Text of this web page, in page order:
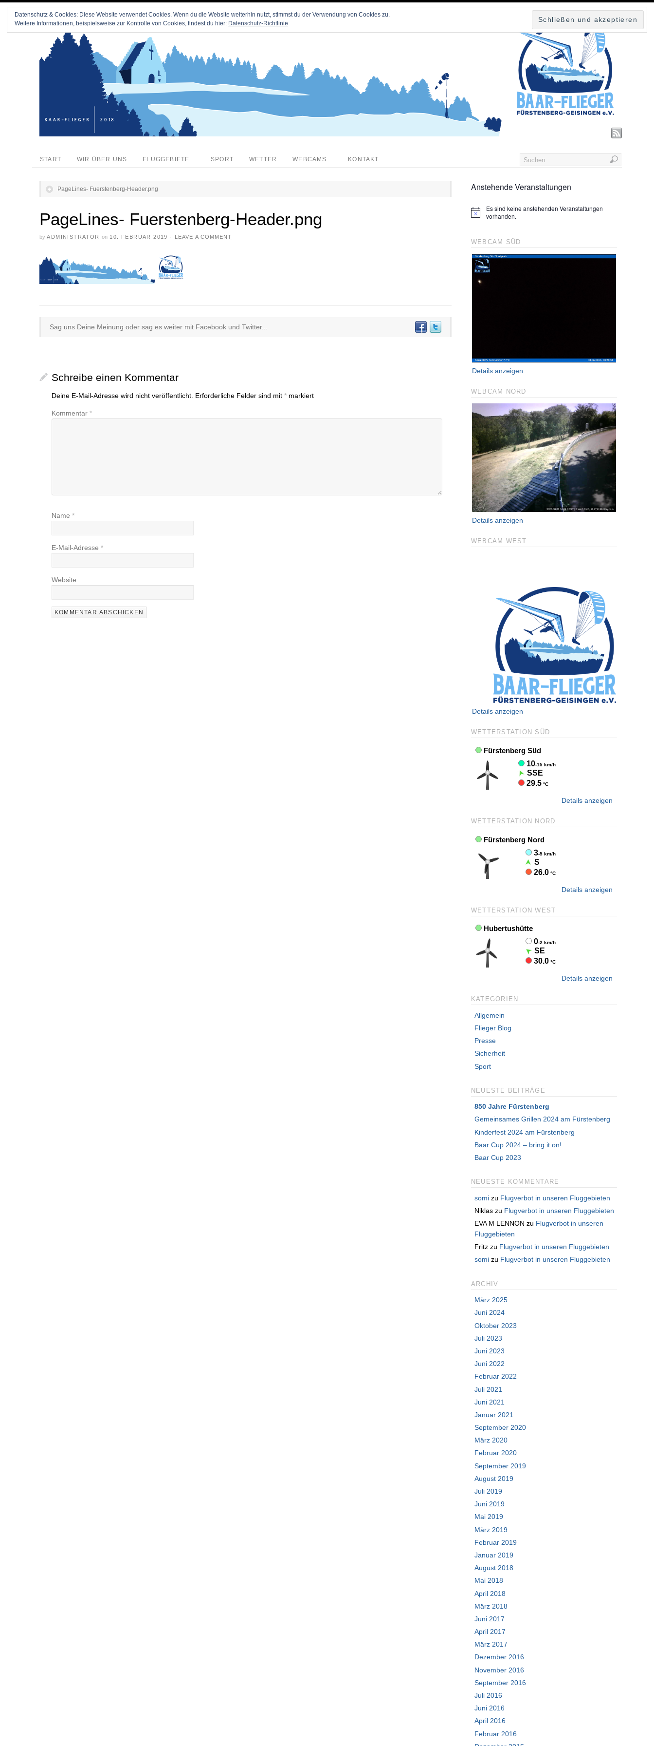
START WIR ÜBER UNS FLUGGEBIETE SPORT WETTER WEBCAMS KONTAKT
PageLines- Fuerstenberg-Header.png
PageLines- Fuerstenberg-Header.png
by ADMINISTRATOR on 10. FEBRUAR 2019 · LEAVE A COMMENT
Sag uns Deine Meinung oder sag es weiter mit Facebook und Twitter...
Schreibe einen Kommentar
Deine E-Mail-Adresse wird nicht veröffentlicht. Erforderliche Felder sind mit * markiert
Kommentar *
Name *
E-Mail-Adresse *
Website
Anstehende Veranstaltungen
Es sind keine anstehenden Veranstaltungen
vorhanden.
WEBCAM SÜD
Details anzeigen
WEBCAM NORD
Details anzeigen
WEBCAM WEST
Details anzeigen
WETTERSTATION SÜD
Details anzeigen
WETTERSTATION NORD
Details anzeigen
WETTERSTATION WEST
Details anzeigen
KATEGORIEN
Allgemein
Flieger Blog
Presse
Sicherheit
Sport
NEUESTE BEITRÄGE
850 Jahre Fürstenberg
Gemeinsames Grillen 2024 am Fürstenberg
Kinderfest 2024 am Fürstenberg
Baar Cup 2024 – bring it on!
Baar Cup 2023
NEUESTE KOMMENTARE
somi zu Flugverbot in unseren Fluggebieten
Niklas zu Flugverbot in unseren Fluggebieten
EVA M LENNON zu Flugverbot in unseren
Fluggebieten
Fritz zu Flugverbot in unseren Fluggebieten
somi zu Flugverbot in unseren Fluggebieten
ARCHIV
März 2025
Juni 2024
Oktober 2023
Juli 2023
Juni 2023
Juni 2022
Februar 2022
Juli 2021
Juni 2021
Januar 2021
September 2020
März 2020
Februar 2020
September 2019
August 2019
Juli 2019
Juni 2019
Mai 2019
März 2019
Februar 2019
Januar 2019
August 2018
Mai 2018
April 2018
März 2018
Juni 2017
April 2017
März 2017
Dezember 2016
November 2016
September 2016
Juli 2016
Juni 2016
April 2016
Februar 2016
Datenschutz & Cookies: Diese Website verwendet Cookies. Wenn du die Website weiterhin nutzt, stimmst du der Verwendung von Cookies zu.
Weitere Informationen, beispielsweise zur Kontrolle von Cookies, findest du hier: Datenschutz-Richtlinie